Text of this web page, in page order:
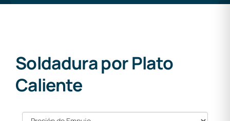
Soldadura por Plato
Caliente